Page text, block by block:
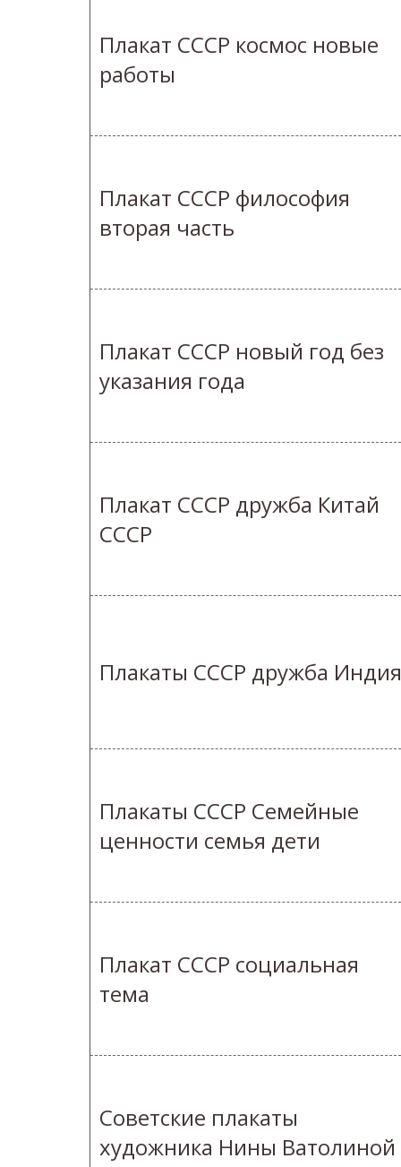
Плакат СССР космос новые
работы
Плакат СССР философия
вторая часть
Плакат СССР новый год без
указания года
Плакат СССР дружба Китай
СССР
Плакаты СССР дружба Индия
Плакаты СССР Семейные
ценности семья дети
Плакат СССР социальная
тема
Советские плакаты
художника Нины Ватолиной